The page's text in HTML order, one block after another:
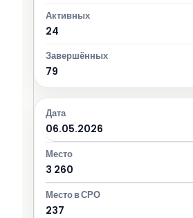
24
79
06.05.2026
3 260
237